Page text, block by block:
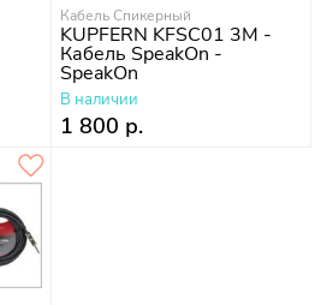
Кабель Спикерный
KUPFERN KFSC01 3M -
Кабель SpeakOn -
SpeakOn
В наличии
1 800 р.